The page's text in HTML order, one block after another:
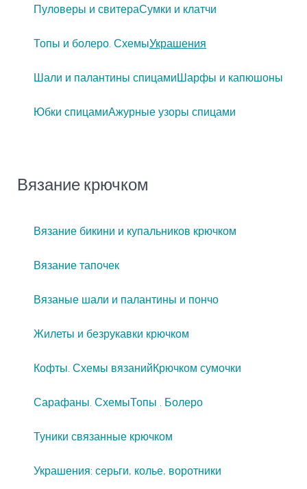
Пуловеры и свитераСумки и клатчи
Топы и болеро. СхемыУкрашения
Шали и палантины спицамиШарфы и капюшоны
Юбки спицамиАжурные узоры спицами
Вязание крючком
Вязание бикини и купальников крючком
Вязание тапочек
Вязаные шали и палантины и пончо
Жилеты и безрукавки крючком
Кофты. Схемы вязанийКрючком сумочки
Сарафаны. СхемыТопы . Болеро
Туники связанные крючком
Украшения: серьги, колье, воротники